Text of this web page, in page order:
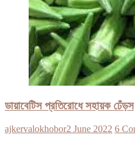
ডায়াবেটিস প্রতিরোধে সহায়ক ঢেঁড়স
ajkervalokhobor2 June 2022 6